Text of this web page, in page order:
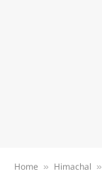
Home » Himachal »